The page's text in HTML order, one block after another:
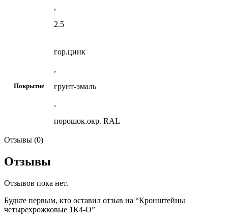
,
2.5
Покрытие
гор.цинк
,
грунт-эмаль
,
порошок.окр. RAL
Отзывы (0)
Отзывы
Отзывов пока нет.
Будьте первым, кто оставил отзыв на “Кронштейны
четырехрожковые 1К4-О”